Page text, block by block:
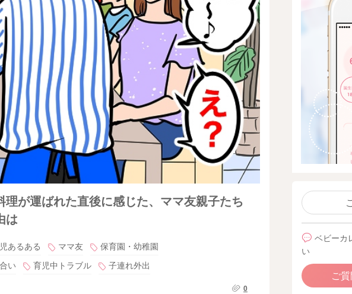
理が運ばれた直後に感じた、ママ友親子たち
は
あるある ママ友
保育園・幼稚園
い 育児中トラブル 子連れ外出
0
ベビーカ
い
ご